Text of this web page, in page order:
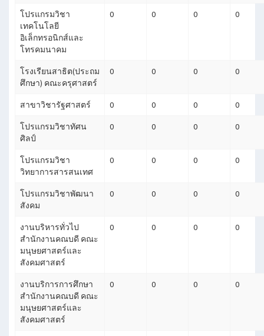
โปรแกรมวิชา
เทคโนโลยี
อิเล็กทรอนิกส์และ
โทรคมนาคม
0 0 0 0
โรงเรียนสาธิต(ประถม
ศึกษา) คณะครุศาสตร์
0 0 0 0
สาขาวิชารัฐศาสตร์ 0 0 0 0
โปรแกรมวิชาทัศน
ศิลป์
0 0 0 0
โปรแกรมวิชา
วิทยาการสารสนเทศ
0 0 0 0
โปรแกรมวิชาพัฒนา
สังคม
0 0 0 0
งานบริหารทั่วไป
สำนักงานคณบดี คณะ
มนุษยศาสตร์และ
สังคมศาสตร์
0 0 0 0
งานบริการการศึกษา
สำนักงานคณบดี คณะ
มนุษยศาสตร์และ
สังคมศาสตร์
0 0 0 0